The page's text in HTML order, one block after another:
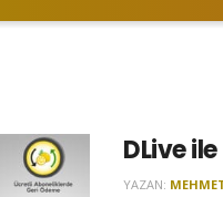
DLive
YAZAN: